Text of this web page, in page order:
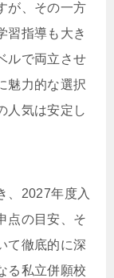
が、その一方
習指導も大き
ルで両立させ
魅力的な選択
人気は安定し
、2027年度入
点の目安、そ
て徹底的に深
る私立併願校